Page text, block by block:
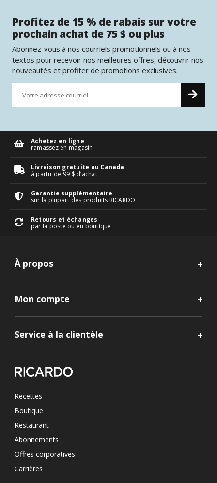
Profitez de 15 % de rabais sur votre
prochain achat de 75 $ ou plus
Abonnez-vous à nos courriels promotionnels ou à nos
textos pour recevoir nos meilleures offres, découvrir nos
nouveautés et profiter de promotions exclusives.
Achetez en ligne
ramassez en magasin
Livraison gratuite au Canada
à partir de 99 $ d’achat
Garantie supplémentaire
sur la plupart des produits RICARDO
Retours et échanges
par la poste ou en boutique
À propos
Mon compte
Service à la clientèle
Recettes
Boutique
Restaurant
Abonnements
Offres corporatives
Carrières